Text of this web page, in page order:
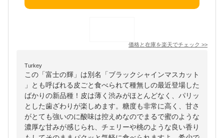
価格と在庫を楽天でチェック >>
Turkey
この「富士の輝」は別名「ブラックシャインマスカット
」とも呼ばれる皮ごと食べられて種無しの最近登場した
ばかりの新品種！皮は薄く渋みがほとんどなく、パリッ
とした歯ざわりが楽しめます。糖度も非常に高く、甘さ
がとても強いのに酸味は控えめなのでまるで蜜のような
濃厚な甘みが感じられ、チェリーや桃のような良い香り